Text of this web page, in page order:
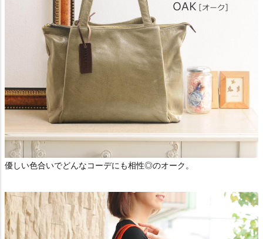
優しい色合いでどんなコーデにも相性◎のオーク。